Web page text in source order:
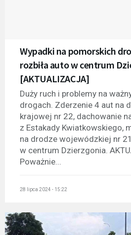
Wypadki na pomorskich
rozbiła auto w centrum
[AKTUALIZACJA]
Duży ruch i problemy na
drogach. Zderzenie 4 aut na
krajowej nr 22, dachowanie
z Estakady Kwiatkowskiego,
na drodze wojewódzkiej nr
w centrum Dzierzgonia.
Poważnie...
28 lipca 2024 - 15:22